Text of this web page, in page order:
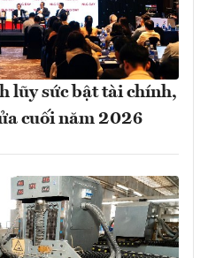
lũy sức bật tài chính,
cuối năm 2026